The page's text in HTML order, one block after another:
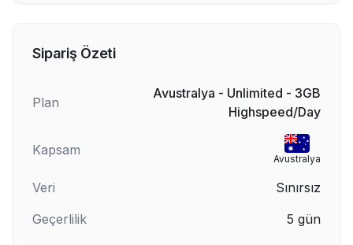
Sipariş Özeti
Plan
Avustralya - Unlimited - 3GB
Highspeed/Day
Kapsam
Avustralya
Veri
Sınırsız
Geçerlilik
5 gün